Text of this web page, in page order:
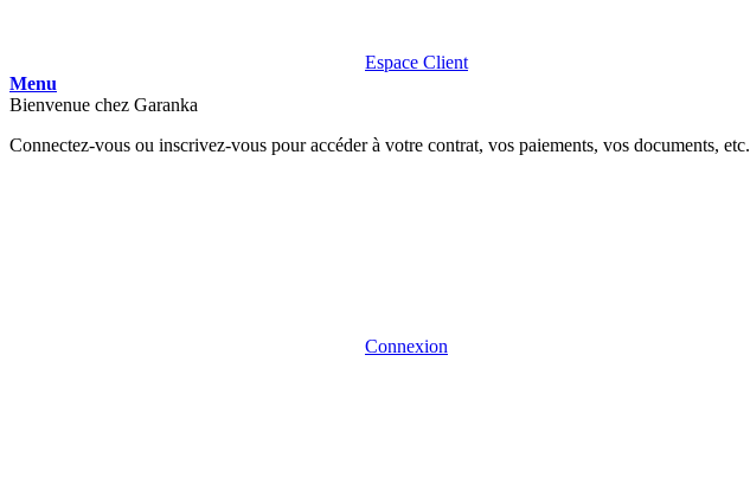
Espace Client
Menu
Bienvenue chez Garanka
Connectez-vous ou inscrivez-vous pour accéder à votre contrat, vos paiements, vos documents, etc.
Connexion